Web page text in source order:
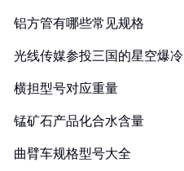
铝方管有哪些常见规格
光线传媒参投三国的星空爆冷
横担型号对应重量
锰矿石产品化合水含量
曲臂车规格型号大全